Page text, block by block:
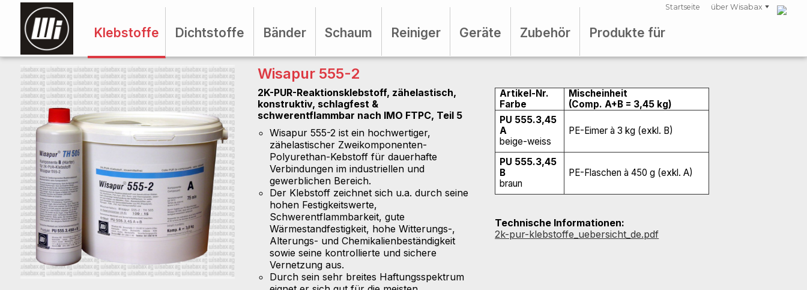
Startseite über Wisabax
Klebstoffe Dichtstoffe Bänder Schaum Reiniger Geräte Zubehör Produkte für
Wisapur 555-2
2K-PUR-Reaktionsklebstoff, zähelastisch,
konstruktiv, schlagfest &
schwerentflammbar nach IMO FTPC, Teil 5
Wisapur 555-2 ist ein hochwertiger,
zähelastischer Zweikomponenten-
Polyurethan-Kebstoff für dauerhafte
Verbindungen im industriellen und
gewerblichen Bereich.
Der Klebstoff zeichnet sich u.a. durch seine
hohen Festigkeitswerte,
Schwerentflammbarkeit, gute
Wärmestandfestigkeit, hohe Witterungs-,
Alterungs- und Chemikalienbeständigkeit
sowie seine kontrollierte und sichere
Vernetzung aus.
Durch sein sehr breites Haftungsspektrum
Artikel-Nr.
Farbe
Mischeinheit
(Comp. A+B = 3,45 kg)
PU 555.3,45
A
beige-weiss
PE-Eimer à 3 kg (exkl. B)
PU 555.3,45
B
braun
PE-Flaschen à 450 g (exkl. A)
Technische Informationen:
2k-pur-klebstoffe_uebersicht_de.pdf